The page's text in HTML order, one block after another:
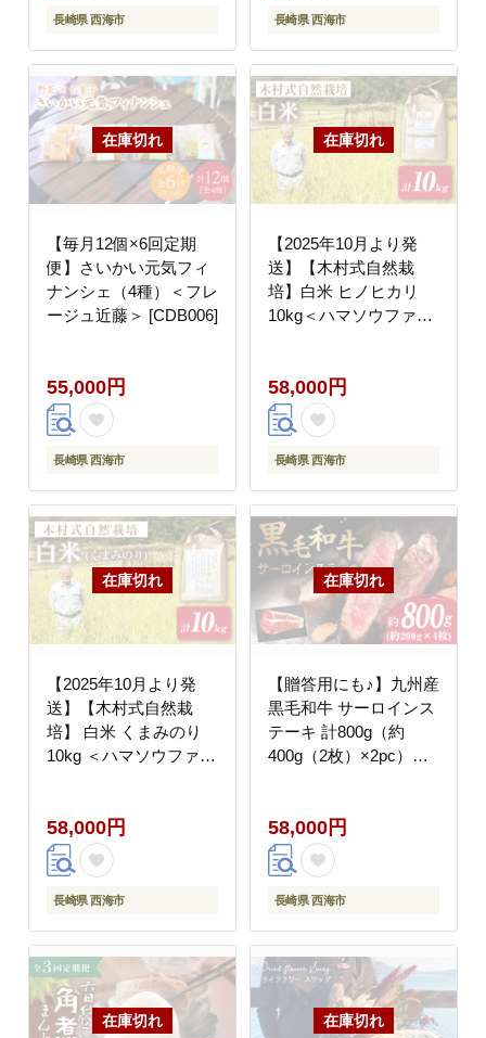
長崎県 西海市 長崎県 西海市
【毎月12個×6回定期
便】さいかい元気フィ
ナンシェ（4種）＜フレ
ージュ近藤＞ [CDB006]
55,000円
長崎県 西海市
【2025年10月より発
送】【木村式自然栽
培】白米 ヒノヒカリ
10kg＜ハマソウファー
58,000円
長崎県 西海市
【2025年10月より発
送】【木村式自然栽
培】 白米 くまみのり
10kg ＜ハマソウファー
58,000円
長崎県 西海市
【贈答用にも♪】九州産
黒毛和牛 サーロインス
テーキ 計800g（約
400g（2枚）×2pc）＜
58,000円
長崎県 西海市